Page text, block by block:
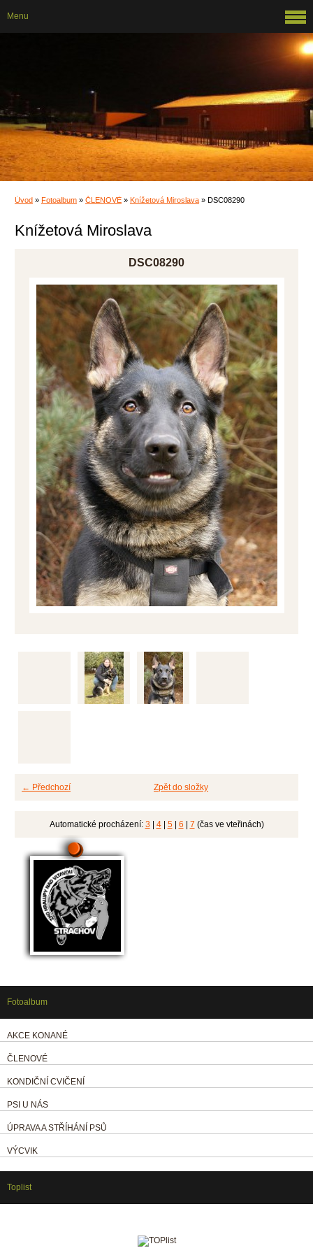
Úvod » Fotoalbum » ČLENOVÉ » Knížetová Miroslava » DSC08290
Knížetová Miroslava
DSC08290
← Předchozí Zpět do složky
Automatické procházení: 3 4| 5| 6 7 (čas ve vteřinách)
Menu
Fotoalbum
AKCE KONANÉ
ČLENOVÉ
KONDIČNÍ CVIČENÍ
PSI U NÁS
ÚPRAVA A STŘÍHÁNÍ PSŮ
VÝCVIK
Toplist